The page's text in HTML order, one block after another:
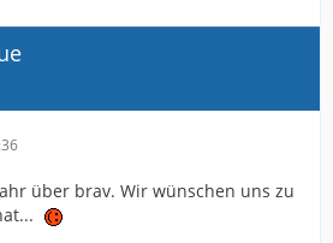
über brav. Wir wünschen uns zu